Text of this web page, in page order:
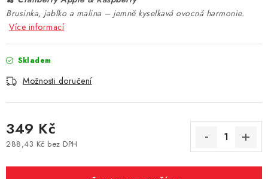
PŘÍSLUŠENSTVÍ
Vše o nákupu Jak reklamovat či vrátit zboží
Kontakty
Prodejny Volná místa
Brusinka, jablko a malina – jemně kyselkavá ovocná harmonie.
Více informací
Skladem
Možnosti doručení
349 Kč
288,43 Kč bez DPH